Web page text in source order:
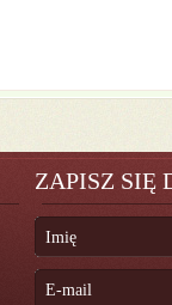
ZAPISZ SIĘ